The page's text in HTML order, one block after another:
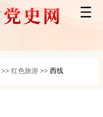
>> 红色旅游 >> 西线